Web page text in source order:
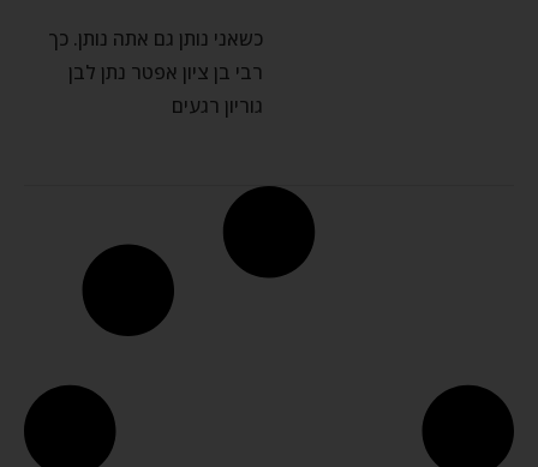
כשאני נותן גם אתה נותן. כך
רבי בן ציון אפטר נתן לבן
גוריון רגעים